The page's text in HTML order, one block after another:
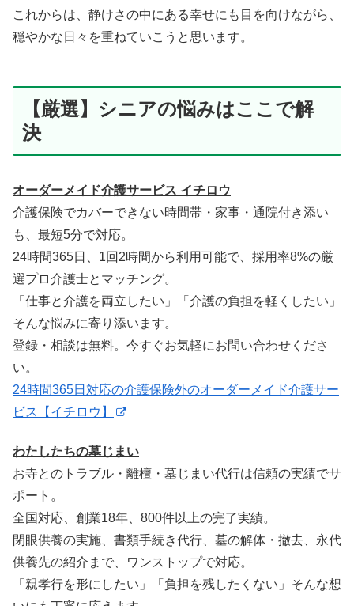
これからは、静けさの中にある幸せにも目を向けながら、
穏やかな日々を重ねていこうと思います。
【厳選】シニアの悩みはここで解
決
オーダーメイド介護サービス イチロウ
介護保険でカバーできない時間帯・家事・通院付き添い
も、最短5分で対応。
24時間365日、1回2時間から利用可能で、採用率8%の厳
選プロ介護士とマッチング。
「仕事と介護を両立したい」「介護の負担を軽くしたい」
そんな悩みに寄り添います。
登録・相談は無料。今すぐお気軽にお問い合わせくださ
い。
24時間365日対応の介護保険外のオーダーメイド介護サー
ビス【イチロウ】
わたしたちの墓じまい
お寺とのトラブル・離檀・墓じまい代行は信頼の実績でサ
ポート。
全国対応、創業18年、800件以上の完了実績。
閉眼供養の実施、書類手続き代行、墓の解体・撤去、永代
供養先の紹介まで、ワンストップで対応。
「親孝行を形にしたい」「負担を残したくない」そんな想